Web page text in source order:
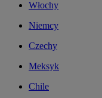
Włochy
Niemcy
Czechy
Meksyk
Chile